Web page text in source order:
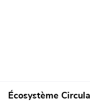
Écosystème